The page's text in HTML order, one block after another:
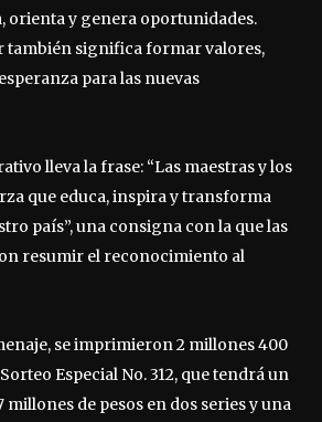
orienta y genera oportunidades.
también significa formar valores,
para las nuevas
lleva la frase: “Las maestras y los
que educa, inspira y transforma
país”, una consigna con la que las
resumir el reconocimiento al
se imprimieron 2 millones 400
Especial No. 312, que tendrá un
de pesos en dos series y una